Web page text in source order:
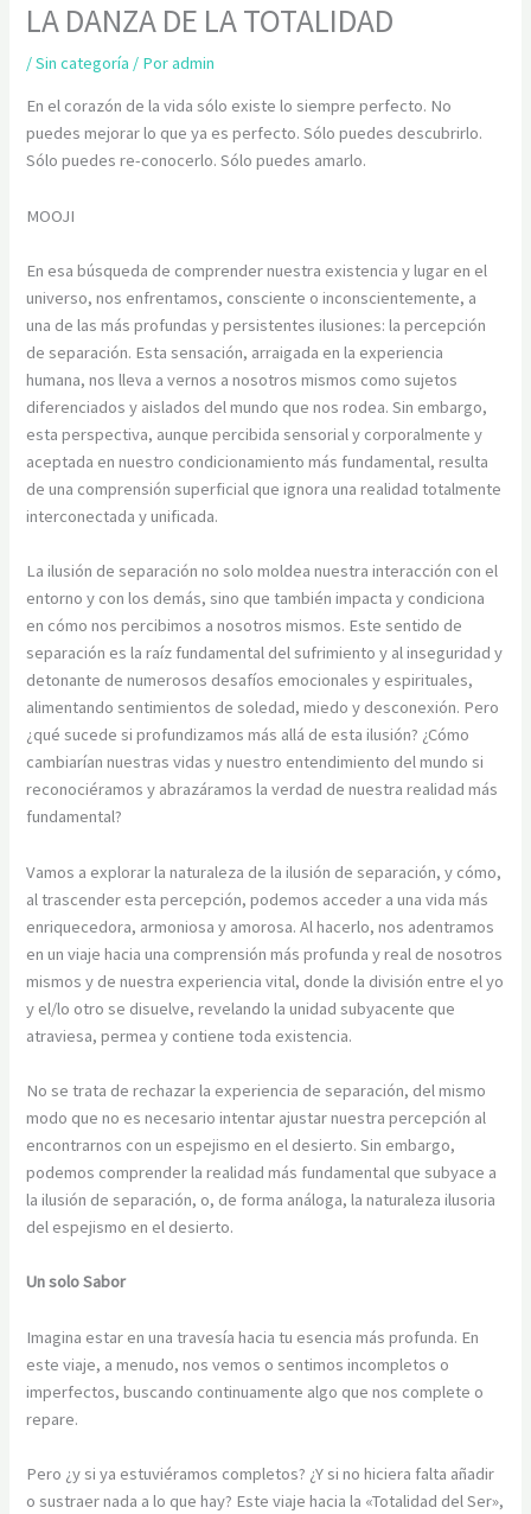
LA DANZA DE LA TOTALIDAD
/Sin categoría / Poradmin
En el corazón de la vida sólo existe lo siempre perfecto. No
puedes mejorar lo que ya es perfecto. Sólo puedes descubrirlo.
Sólo puedes re-conocerlo. Sólo puedes amarlo.
MOOJI
En esa búsqueda de comprender nuestra existencia y lugar en el
universo, nos enfrentamos, consciente o inconscientemente, a
una de las más profundas y persistentes ilusiones: la percepción
de separación. Esta sensación, arraigada en la experiencia
humana, nos lleva a vernos a nosotros mismos como sujetos
diferenciados y aislados del mundo que nos rodea. Sin embargo,
esta perspectiva, aunque percibida sensorial y corporalmente y
aceptada en nuestro condicionamiento más fundamental, resulta
de una comprensión superficial que ignora una realidad totalmente
interconectada y unificada.
La ilusión de separación no solo moldea nuestra interacción con el
entorno y con los demás, sino que también impacta y condiciona
en cómo nos percibimos a nosotros mismos. Este sentido de
separación es la raíz fundamental del sufrimiento y al inseguridad y
detonante de numerosos desafíos emocionales y espirituales,
alimentando sentimientos de soledad, miedo y desconexión. Pero
¿qué sucede si profundizamos más allá de esta ilusión? ¿Cómo
cambiarían nuestras vidas y nuestro entendimiento del mundo si
reconociéramos y abrazáramos la verdad de nuestra realidad más
fundamental?
Vamos a explorar la naturaleza de la ilusión de separación, y cómo,
al trascender esta percepción, podemos acceder a una vida más
enriquecedora, armoniosa y amorosa. Al hacerlo, nos adentramos
en un viaje hacia una comprensión más profunda y real de nosotros
mismos y de nuestra experiencia vital, donde la división entre el yo
y el/lo otro se disuelve, revelando la unidad subyacente que
atraviesa, permea y contiene toda existencia.
No se trata de rechazar la experiencia de separación, del mismo
modo que no es necesario intentar ajustar nuestra percepción al
encontrarnos con un espejismo en el desierto. Sin embargo,
podemos comprender la realidad más fundamental que subyace a
la ilusión de separación, o, de forma análoga, la naturaleza ilusoria
del espejismo en el desierto.
Un solo Sabor
Imagina estar en una travesía hacia tu esencia más profunda. En
este viaje, a menudo, nos vemos o sentimos incompletos o
imperfectos, buscando continuamente algo que nos complete o
repare.
Pero ¿y si ya estuviéramos completos? ¿Y si no hiciera falta añadir
o sustraer nada a lo que hay? Este viaje hacia la «Totalidad del Ser»,